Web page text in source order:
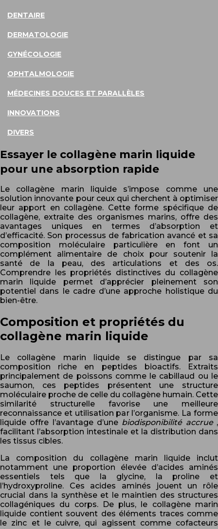
DENTAIRE
DERMATOLOGIE
GYNÉCOLOGIE
OPHTALMOLOGIE
MÉDECINES DOUCES ET PARALLÈLES
INNOVATIONS
DIVERS
Essayer le collagène marin liquide
pour une absorption rapide
Le collagène marin liquide s’impose comme une
solution innovante pour ceux qui cherchent à optimiser
leur apport en collagène. Cette forme spécifique de
collagène, extraite des organismes marins, offre des
avantages uniques en termes d’absorption et
d’efficacité. Son processus de fabrication avancé et sa
composition moléculaire particulière en font un
complément alimentaire de choix pour soutenir la
santé de la peau, des articulations et des os.
Comprendre les propriétés distinctives du collagène
marin liquide permet d’apprécier pleinement son
potentiel dans le cadre d’une approche holistique du
bien-être.
Composition et propriétés du
collagène marin liquide
Le collagène marin liquide se distingue par sa
composition riche en peptides bioactifs. Extraits
principalement de poissons comme le cabillaud ou le
saumon, ces peptides présentent une structure
moléculaire proche de celle du collagène humain. Cette
similarité structurelle favorise une meilleure
reconnaissance et utilisation par l’organisme. La forme
liquide offre l’avantage d’une biodisponibilité accrue ,
facilitant l’absorption intestinale et la distribution dans
les tissus cibles.
La composition du collagène marin liquide inclut
notamment une proportion élevée d’acides aminés
essentiels tels que la glycine, la proline et
l’hydroxyproline. Ces acides aminés jouent un rôle
crucial dans la synthèse et le maintien des structures
collagéniques du corps. De plus, le collagène marin
liquide contient souvent des éléments traces comme
le zinc et le cuivre, qui agissent comme cofacteurs